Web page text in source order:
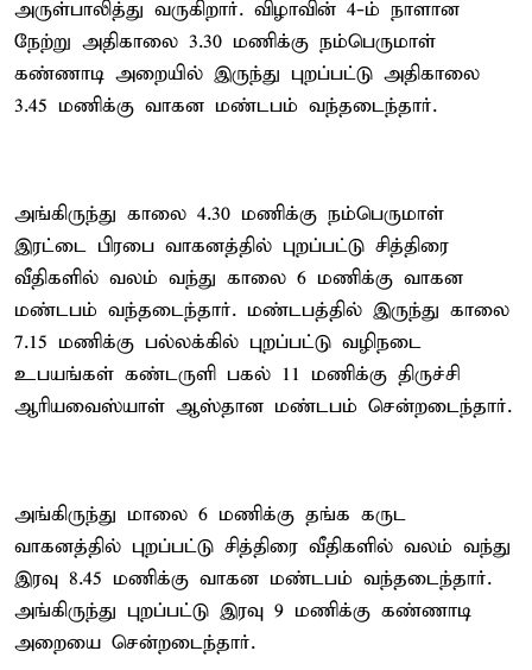
அருள்பாலித்து வருகிறார். விழாவின் 4-ம் நாளான
நேற்று அதிகாலை 3.30 மணிக்கு நம்பெருமாள்
கண்ணாடி அறையில் இருந்து புறப்பட்டு அதிகாலை
3.45 மணிக்கு வாகன மண்டபம் வந்தடைந்தார்.
அங்கிருந்து காலை 4.30 மணிக்கு நம்பெருமாள்
இரட்டை பிரபை வாகனத்தில் புறப்பட்டு சித்திரை
வீதிகளில் வலம் வந்து காலை 6 மணிக்கு வாகன
மண்டபம் வந்தடைந்தார். மண்டபத்தில் இருந்து காலை
7.15 மணிக்கு பல்லக்கில் புறப்பட்டு வழிநடை
உபயங்கள் கண்டருளி பகல் 11 மணிக்கு திருச்சி
ஆரியவைஸ்யாள் ஆஸ்தான மண்டபம் சென்றடைந்தார்.
அங்கிருந்து மாலை 6 மணிக்கு தங்க கருட
வாகனத்தில் புறப்பட்டு சித்திரை வீதிகளில் வலம் வந்து
இரவு 8.45 மணிக்கு வாகன மண்டபம் வந்தடைந்தார்.
அங்கிருந்து புறப்பட்டு இரவு 9 மணிக்கு கண்ணாடி
அறையை சென்றடைந்தார்.